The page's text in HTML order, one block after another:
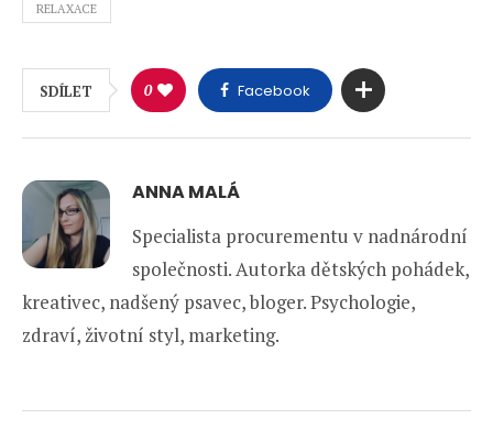
RELAXACE
SDÍLET 0 Facebook
ANNA MALÁ
Specialista procurementu v nadnárodní
společnosti. Autorka dětských pohádek,
kreativec, nadšený psavec, bloger. Psychologie,
zdraví, životní styl, marketing.